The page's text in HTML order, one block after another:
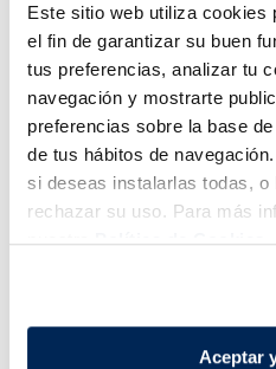
Este sitio web utiliza cookies
el fin de garantizar su buen
tus preferencias, analizar tu
navegación y mostrarte
preferencias sobre la base
de tus hábitos de
si deseas instalarlas todas, o
rechazar su uso. Para más
nuestraPolítica de Cookies.
Aceptar
Hielo
1,99 €
¡Combínalo y hazte